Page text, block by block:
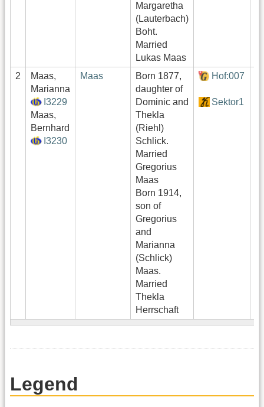
Margaretha
(Lauterbach)
Boht.
Married
Lukas Maas
2
Maas,
Marianna
I3229
Maas,
Bernhard
I3230
Maas
Born 1877,
daughter of
Dominic and
Thekla
(Riehl)
Schlick.
Married
Gregorius
Maas
Born 1914,
son of
Gregorius
and
Marianna
(Schlick)
Maas.
Married
Thekla
Herrschaft
Hof:007
Sektor1
Legend